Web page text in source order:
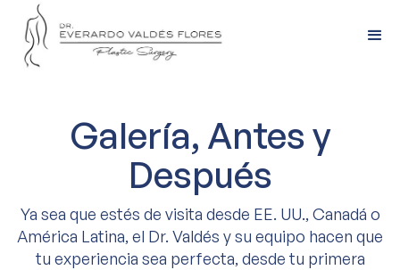
Galería, Antes y
Después
Ya sea que estés de visita desde EE. UU., Canadá o
América Latina, el Dr. Valdés y su equipo hacen que
tu experiencia sea perfecta, desde tu primera